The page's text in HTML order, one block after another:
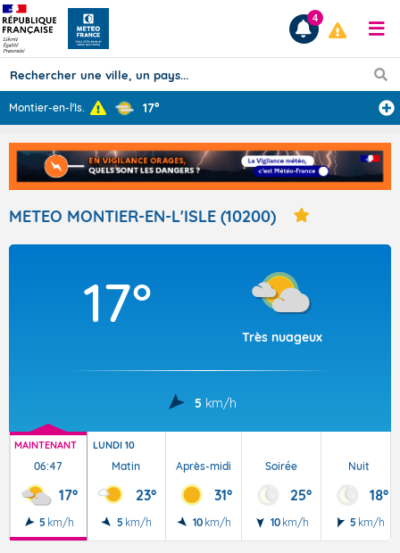
Prévisions
TOUS LES RÉSULTATS
Articles
4
Montier-en-l'Is... 17°
METEO MONTIER-EN-L'ISLE (10200)
17°
Très nuageux
5 km/h
MAINTENANT
06:47
17°
5 km/h
LUNDI 10
Matin
23°
5 km/h
Après-midi
31°
10 km/h
Soirée
25°
10 km/h
Nuit
18°
5 km/h